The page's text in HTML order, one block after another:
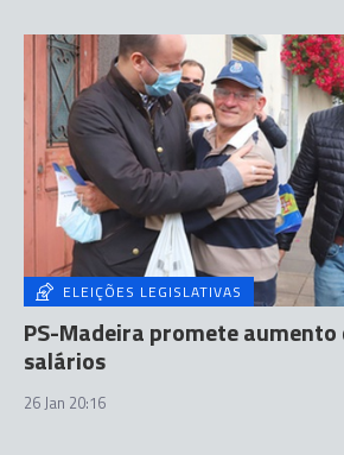
ELEIÇÕES LEGISLATIVAS
PS-Madeira promete aumento
salários
26 Jan 20:16